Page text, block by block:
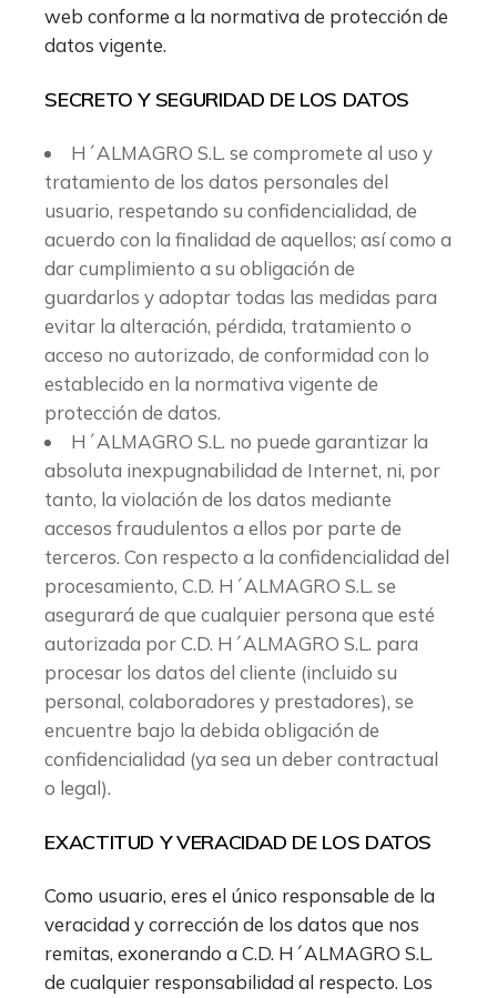
web conforme a la normativa de protección de
datos vigente.
SECRETO Y SEGURIDAD DE LOS DATOS
H´ALMAGRO S.L. se compromete al uso y
tratamiento de los datos personales del
usuario, respetando su confidencialidad, de
acuerdo con la finalidad de aquellos; así como a
dar cumplimiento a su obligación de
guardarlos y adoptar todas las medidas para
evitar la alteración, pérdida, tratamiento o
acceso no autorizado, de conformidad con lo
establecido en la normativa vigente de
protección de datos.
H´ALMAGRO S.L. no puede garantizar la
absoluta inexpugnabilidad de Internet, ni, por
tanto, la violación de los datos mediante
accesos fraudulentos a ellos por parte de
terceros. Con respecto a la confidencialidad del
procesamiento, C.D. H´ALMAGRO S.L. se
asegurará de que cualquier persona que esté
autorizada por C.D. H´ALMAGRO S.L. para
procesar los datos del cliente (incluido su
personal, colaboradores y prestadores), se
encuentre bajo la debida obligación de
confidencialidad (ya sea un deber contractual
o legal).
EXACTITUD Y VERACIDAD DE LOS DATOS
Como usuario, eres el único responsable de la
veracidad y corrección de los datos que nos
remitas, exonerando a C.D. H´ALMAGRO S.L.
de cualquier responsabilidad al respecto. Los